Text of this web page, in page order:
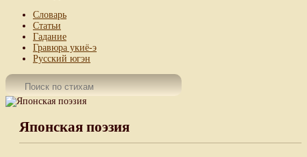
Словарь
Статьи
Гадание
Гравюра укиё-э
Русский югэн
Японская поэзия